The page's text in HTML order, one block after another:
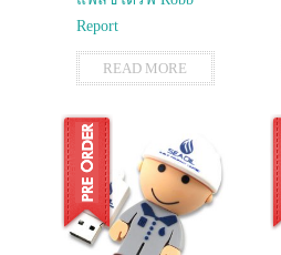
Report
READ MORE